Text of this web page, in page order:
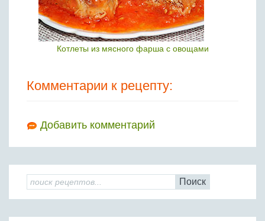
Котлеты из мясного фарша с овощами
Комментарии к рецепту:
Добавить комментарий
Поиск